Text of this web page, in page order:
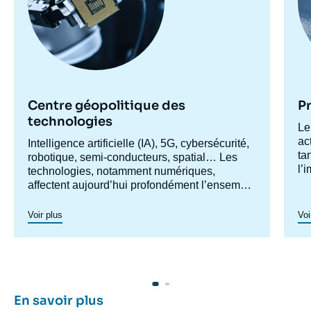
Centre géopolitique des
technologies
Accroche
centre
Intelligence artificielle (IA), 5G, cybersécurité,
robotique, semi-conducteurs, spatial… Les
technologies, notamment numériques,
affectent aujourd’hui profondément l’ensemble
relations internationales. Les enjeux
politiques, stratégiques, économiques et
sociaux qui en découlent se manifestent à des
entreprises privées. Les dynamiques de
concurrence et de coopération internationales
Voir plus
En savoir plus